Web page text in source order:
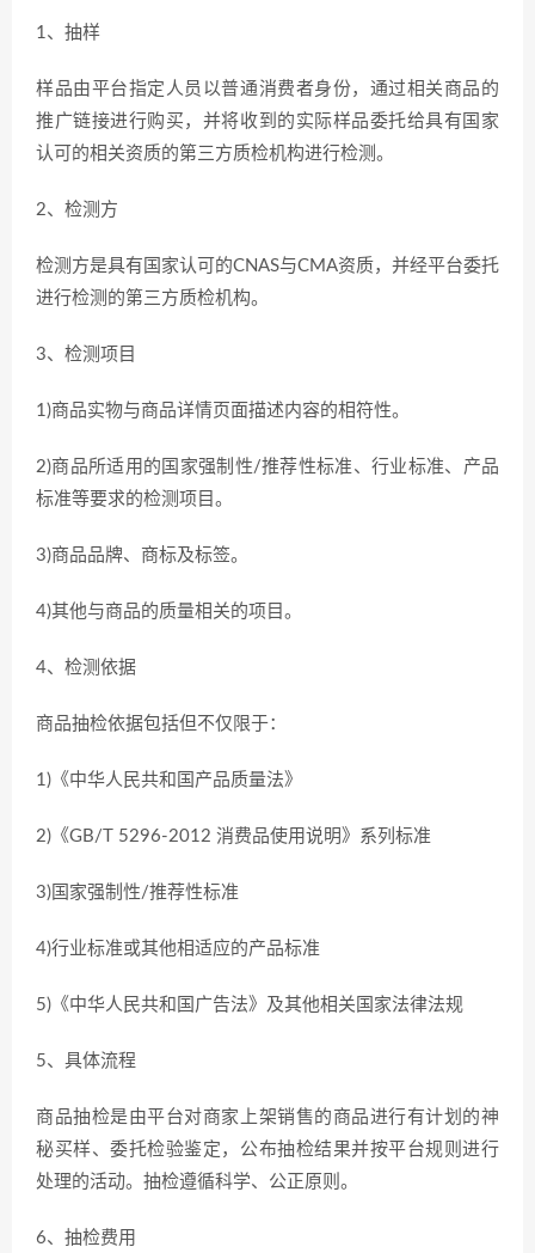
1、抽样
样品由平台指定人员以普通消费者身份，通过相关商品的
推广链接进行购买，并将收到的实际样品委托给具有国家
认可的相关资质的第三方质检机构进行检测。
2、检测方
检测方是具有国家认可的CNAS与CMA资质，并经平台委托
进行检测的第三方质检机构。
3、检测项目
1)商品实物与商品详情页面描述内容的相符性。
2)商品所适用的国家强制性/推荐性标准、行业标准、产品
标准等要求的检测项目。
3)商品品牌、商标及标签。
4)其他与商品的质量相关的项目。
4、检测依据
商品抽检依据包括但不仅限于：
1)《中华人民共和国产品质量法》
2)《GB/T 5296-2012 消费品使用说明》系列标准
3)国家强制性/推荐性标准
4)行业标准或其他相适应的产品标准
5)《中华人民共和国广告法》及其他相关国家法律法规
5、具体流程
商品抽检是由平台对商家上架销售的商品进行有计划的神
秘买样、委托检验鉴定，公布抽检结果并按平台规则进行
处理的活动。抽检遵循科学、公正原则。
6、抽检费用